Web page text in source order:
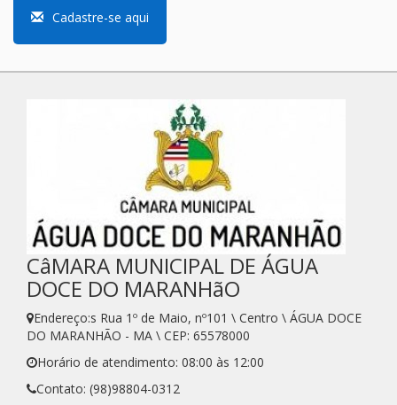
Cadastre-se aqui
CâMARA MUNICIPAL DE ÁGUA
DOCE DO MARANHãO
Endereço:s Rua 1º de Maio, nº101 \ Centro \ ÁGUA DOCE
DO MARANHÃO - MA \ CEP: 65578000
Horário de atendimento: 08:00 às 12:00
Contato: (98)98804-0312